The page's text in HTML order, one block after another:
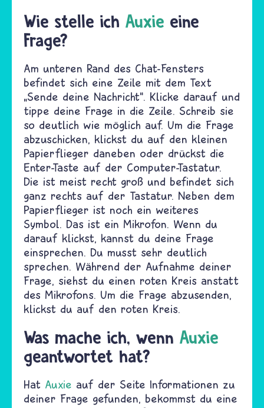
Wie stelle ich Auxie eine
Frage?
Am unteren Rand des Chat-Fensters
befindet sich eine Zeile mit dem Text
„Sende deine Nachricht“. Klicke darauf und
tippe deine Frage in die Zeile. Schreib sie
so deutlich wie möglich auf. Um die Frage
abzuschicken, klickst du auf den kleinen
Papierflieger daneben oder drückst die
Enter-Taste auf der Computer-Tastatur.
Die ist meist recht groß und befindet sich
ganz rechts auf der Tastatur. Neben dem
Papierflieger ist noch ein weiteres
Symbol. Das ist ein Mikrofon. Wenn du
darauf klickst, kannst du deine Frage
einsprechen. Du musst sehr deutlich
sprechen. Während der Aufnahme deiner
Frage, siehst du einen roten Kreis anstatt
des Mikrofons. Um die Frage abzusenden,
klickst du auf den roten Kreis.
Was mache ich, wenn Auxie
geantwortet hat?
Hat Auxie auf der Seite Informationen zu
deiner Frage gefunden, bekommst du eine